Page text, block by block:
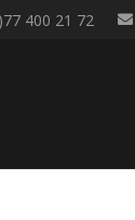
400 21 72